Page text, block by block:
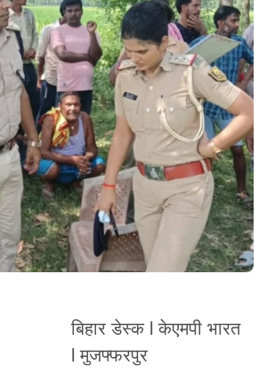
बिहार डेस्क l केएमपी भारत
l मुजफ्फरपुर